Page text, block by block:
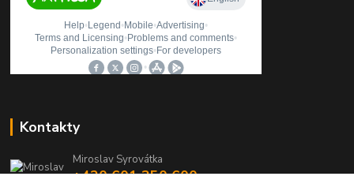
Kontakty
Miroslav Syrovátka
+420 601 350 600